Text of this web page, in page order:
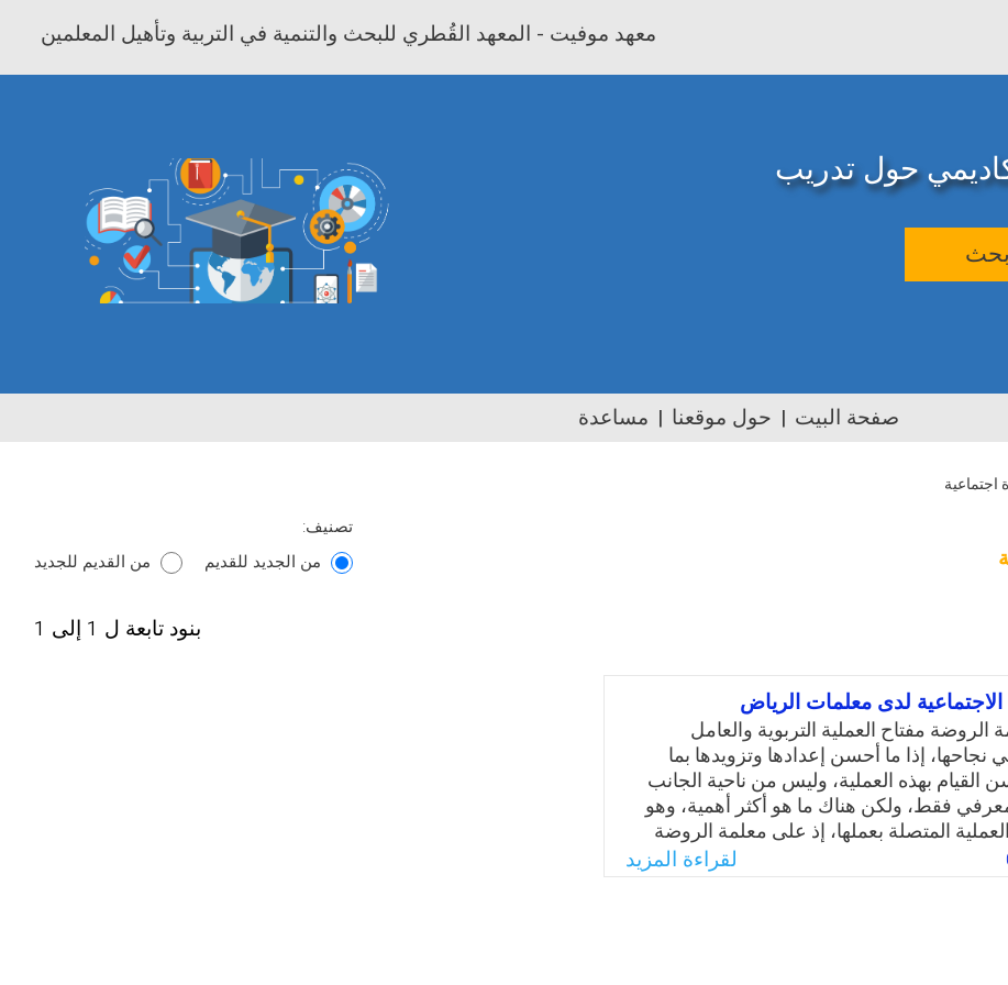
معهد موفيت - المعهد القُطري للبحث والتنمية في التربية وتأهيل المعلمين
حول تدريب
بحث
صفحة البيت حول موقعنا مساعدة
اجتماعية
تصنيف:
من الجديد للقديم
من القديم للجديد
بنود تابعة ل 1 إلى 1
لدى معلمات الرياض
الروضة مفتاح العملية التربوية والعامل
إذا ما أحسن إعدادها وتزويدها بما
القيام بهذه العملية، وليس من ناحية الجانب
فقط، ولكن هناك ما هو أكثر أهمية، وهو
المتصلة بعملها، إذ على معلمة الروضة
والقدرة على التمكن من بيئتها وإدارتها
ما أتقنت ذلك فأنه ينعكس إيجابيًا على تفاعلها
لقراءة المزيد